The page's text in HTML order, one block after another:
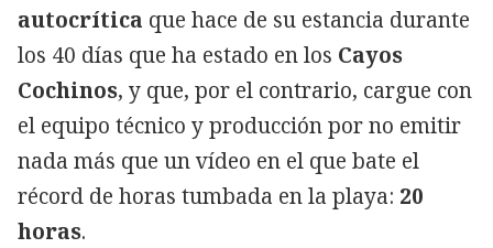
autocrítica que hace de su estancia durante
los 40 días que ha estado en los Cayos
Cochinos, y que, por el contrario, cargue con
el equipo técnico y producción por no emitir
nada más que un vídeo en el que bate el
récord de horas tumbada en la playa: 20
horas.